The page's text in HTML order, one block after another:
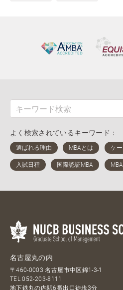
よく検索されているキーワード：
名古屋丸の内
〒460-0003 名古屋市中区錦1-3-1
TEL052-203-8111
地下鉄丸の内駅6番出口徒歩3分